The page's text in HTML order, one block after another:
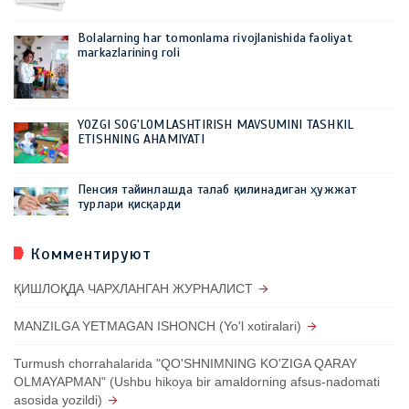
Bolalarning har tomonlama rivojlanishida faoliyat
markazlarining roli
YOZGI SOG'LOMLASHTIRISH MAVSUMINI TASHKIL
ETISHNING AHAMIYATI
Пенсия тайинлашда талаб қилинадиган ҳужжат
турлари қисқарди
Комментируют
ҚИШЛОҚДА ЧАРХЛАНГАН ЖУРНАЛИСТ
MANZILGA YETMAGAN ISHONCH (Yo'l xotiralari)
Turmush chorrahalarida "QO'SHNIMNING KO'ZIGA QARAY
OLMAYAPMAN" (Ushbu hikoya bir amaldorning afsus-nadomati
asosida yozildi)